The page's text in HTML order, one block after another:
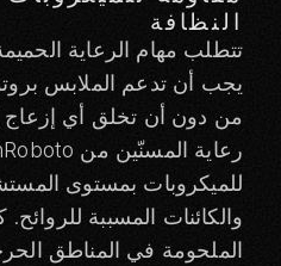
النظافة
تتطلب مهام الرعاية
يجب أن تدعم الملابس
من دون أن تخلق أي إزعاج
للميكروبات بمستوى
والكائنات المسببة للروائح.
الملحومة في المناطق